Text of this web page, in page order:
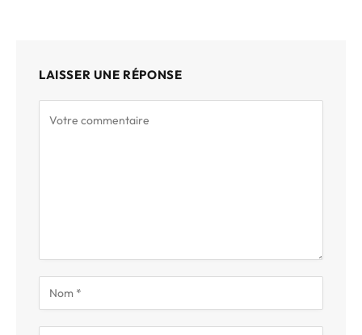
LAISSER UNE RÉPONSE